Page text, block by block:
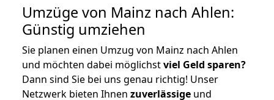
Umzüge von Mainz nach Ahlen:
Günstig umziehen
Sie planen einen Umzug von Mainz nach Ahlen
und möchten dabei möglichstviel Geld sparen?
Dann sind Sie bei uns genau richtig! Unser
Netzwerk bieten Ihnen zuverlässige und